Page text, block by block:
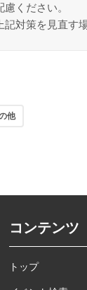
ください。
対策を見直す
他
コンテンツ
トップ